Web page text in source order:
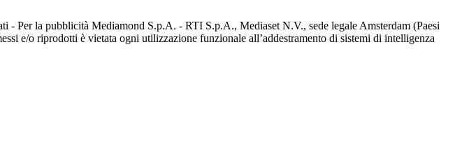
Per la pubblicità Mediamond S.p.A. - RTI S.p.A., Mediaset N.V., sede legale Amsterdam (Paesi
e/o riprodotti è vietata ogni utilizzazione funzionale all’addestramento di sistemi di intelligenza